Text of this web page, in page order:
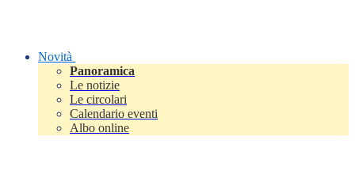
Novità
Panoramica
Le notizie
Le circolari
Calendario eventi
Albo online